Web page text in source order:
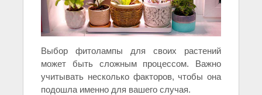
Выбор фитолампы для своих растений
может быть сложным процессом. Важно
учитывать несколько факторов, чтобы она
подошла именно для вашего случая.